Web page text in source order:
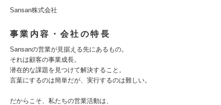
Sansan株式会社
事業内容・会社の特長
Sansanの営業が見据える先にあるもの。
それは顧客の事業成長。
潜在的な課題を見つけて解決すること。
言葉にするのは簡単だが、実行するのは難しい。
だからこそ、私たちの営業活動は、